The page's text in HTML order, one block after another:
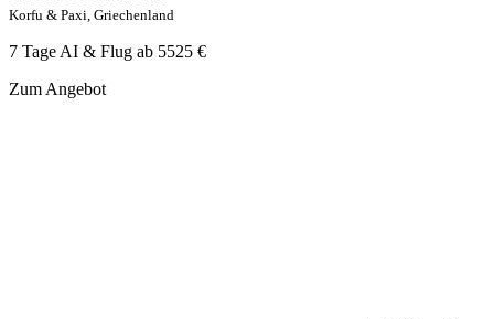
Korfu & Paxi, Griechenland
7 Tage AI & Flug ab 5525 €
Zum Angebot